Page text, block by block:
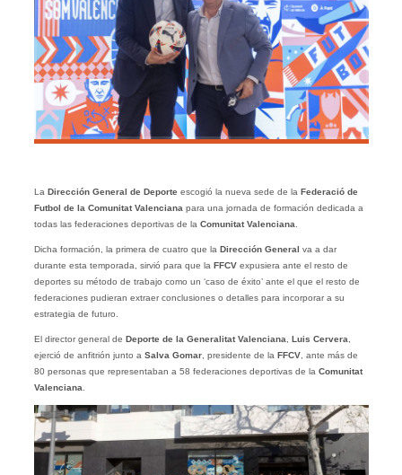
La Dirección General de Deporte escogió la nueva sede de la Federació de
Futbol de la Comunitat Valenciana para una jornada de formación dedicada a
todas las federaciones deportivas de la Comunitat Valenciana
Dicha formación, la primera de cuatro que la Dirección General va a dar
durante esta temporada, sirvió para que la FFCVexpusiera ante el resto de
deportes su método de trabajo como un ‘caso de éxito’ ante el que el resto de
federaciones pudieran extraer conclusiones o detalles para incorporar a su
estrategia de futuro.
El director general de Deporte de la Generalitat Valenciana Luis Cervera
ejerció de anfitrión junto a Salva Gomar, presidente de la FFCV, ante más de
80 personas que representaban a 58 federaciones deportivas de la Comunitat
Valenciana